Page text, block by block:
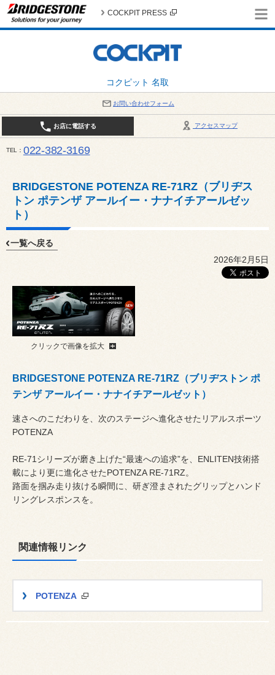
コクピット 名取
COCKPIT PRESS
お問い合わせフォーム
アクセスマップ
お店に電話する
TEL 022-382-3169
BRIDGESTONE POTENZA RE-71RZ（ブリヂス
トン ポテンザ アールイー・ナナイチアールゼッ
ト）
一覧へ戻る
2026年2月5日
クリックで画像を拡大
BRIDGESTONE POTENZA RE-71RZ（ブリヂストン ポ
テンザ アールイー・ナナイチアールゼット）
速さへのこだわりを、次のステージへ進化させたリアルスポーツ
POTENZA
RE-71シリーズが磨き上げた“最速への追求”を、ENLITEN技術搭
載により更に進化させたPOTENZA RE-71RZ。
路面を掴み走り抜ける瞬間に、研ぎ澄まされたグリップとハンド
リングレスポンスを。
関連情報リンク
POTENZA